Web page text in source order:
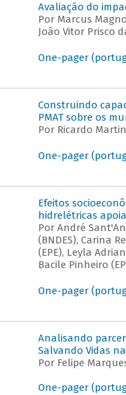
Avaliação do
Por Marcus
João Vitor Prisco
One-pager
Construindo
PMAT sobre os
Por Ricardo
One-pager
Efeitos
hidrelétricas
Por André
(BNDES), Carina
(EPE), Leyla
Bacile Pinheiro
One-pager
Analisando
Salvando Vidas
Por Felipe
One-pager